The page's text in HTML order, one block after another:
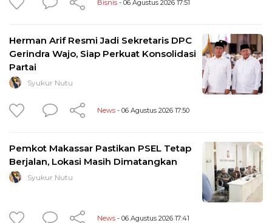
Bisnis - 06 Agustus 2026 17:51
Herman Arif Resmi Jadi Sekretaris DPC
Gerindra Wajo, Siap Perkuat Konsolidasi
Partai
Syukur Nutu
News - 06 Agustus 2026 17:50
Pemkot Makassar Pastikan PSEL Tetap
Berjalan, Lokasi Masih Dimatangkan
Syukur Nutu
News - 06 Agustus 2026 17:41